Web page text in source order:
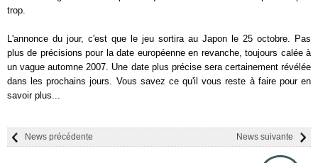
trop.
L'annonce du jour, c'est que le jeu sortira au Japon le 25 octobre. Pas
plus de précisions pour la date européenne en revanche, toujours calée à
un vague automne 2007. Une date plus précise sera certainement révélée
dans les prochains jours. Vous savez ce qu'il vous reste à faire pour en
savoir plus...
News suivante
News précédente